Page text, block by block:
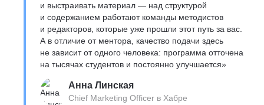
и выстраивать материал — над структурой
и содержанием работают команды методистов
и редакторов, которые уже прошли этот путь за вас.
А в отличие от ментора, качество подачи здесь
не зависит от одного человека: программа отточена
на тысячах студентов и постоянно улучшается»
Анна Линская
Chief Marketing Officer в Хабре